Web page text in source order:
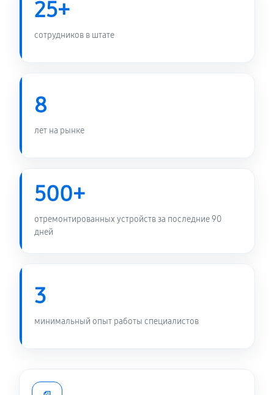
25+
сотрудников в штате
8
лет на рынке
500+
отремонтированных устройств за последние 90
дней
3
минимальный опыт работы специалистов